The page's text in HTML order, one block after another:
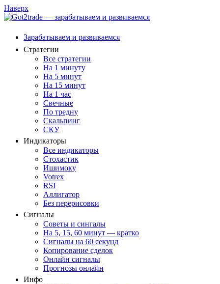
Наверх
Зарабатываем и развиваемся
Стратегии
Все стратегии
На 1 минуту
На 5 минут
На 15 минут
На 1 час
Свечные
По тредну
Скальпинг
СКУ
Индикаторы
Все индикаторы
Стохастик
Ишимоку
Votrex
RSI
Аллигатор
Без перерисовки
Сигналы
Советы и сингалы
На 5, 15, 60 минут — кратко
Сигналы на 60 секунд
Копирование сделок
Онлайн сигналы
Прогнозы онлайн
Инфо